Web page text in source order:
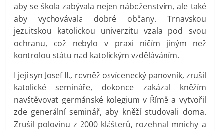
aby se škola zabývala nejen náboženstvím, ale také
aby vychovávala dobré občany. Trnavskou
jezuitskou katolickou univerzitu vzala pod svou
ochranu, což nebylo v praxi ničím jiným než
kontrolou státu nad katolickým vzděláváním.
I její syn Josef II., rovněž osvícenecký panovník, zrušil
katolické semináře, dokonce zakázal kněžím
navštěvovat germánské kolegium v Římě a vytvořil
zde generální seminář, aby kněží studovali doma.
Zrušil polovinu z 2000 klášterů, rozehnal mnichy a